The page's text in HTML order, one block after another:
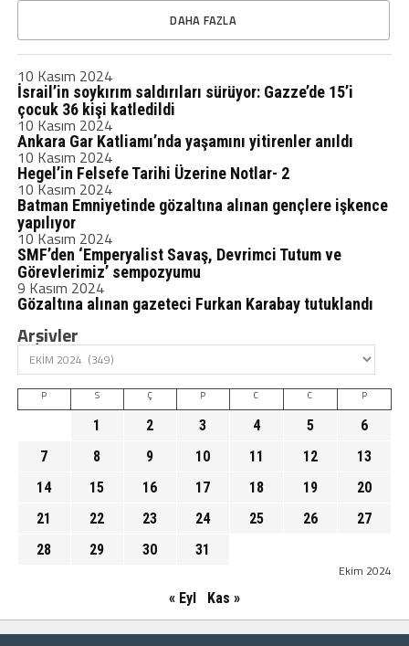
DAHA FAZLA
10 Kasım 2024
İsrail’in soykırım saldırıları sürüyor: Gazze’de 15’i
çocuk 36 kişi katledildi
10 Kasım 2024
Ankara Gar Katliamı’nda yaşamını yitirenler anıldı
10 Kasım 2024
Hegel’in Felsefe Tarihi Üzerine Notlar- 2
10 Kasım 2024
Batman Emniyetinde gözaltına alınan gençlere işkence
yapılıyor
10 Kasım 2024
SMF’den ‘Emperyalist Savaş, Devrimci Tutum ve
Görevlerimiz’ sempozyumu
9 Kasım 2024
Gözaltına alınan gazeteci Furkan Karabay tutuklandı
Arşivler
Ekim 2024
P S Ç P C C P
1 2 3 4 5
6
7
8 9 10 11 12
13
14
15 16 17 18 19
20
21
22 23 24 25 26
27
28
29 30 31
« Eyl Kas »